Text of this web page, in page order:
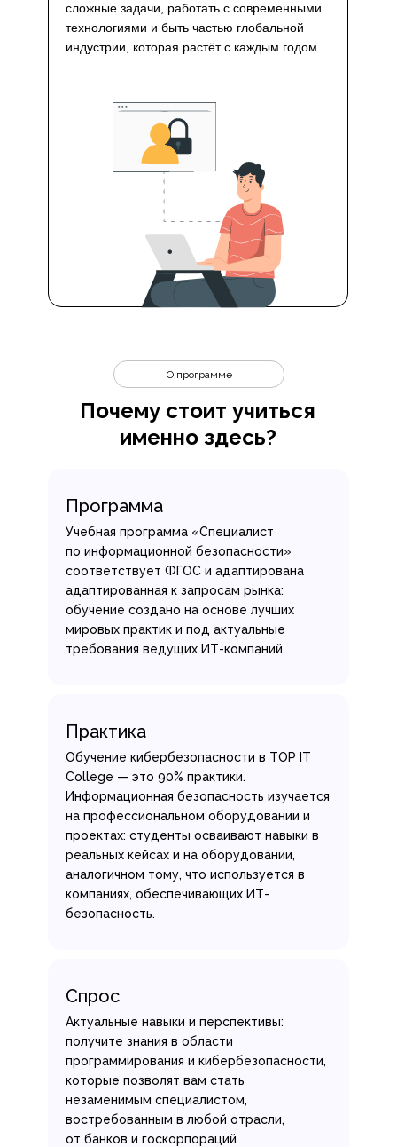
сложные задачи, работать с современными
технологиями и быть частью глобальной
индустрии, которая растёт с каждым годом.
Почему стоит учиться
именно здесь?
О программе
Программа
Учебная программа «Специалист
по информационной безопасности»
соответствует ФГОС и адаптирована
адаптированная к запросам рынка:
обучение создано на основе лучших
мировых практик и под актуальные
требования ведущих ИТ-компаний.
Практика
Обучение кибербезопасности в TOP IT
College — это 90% практики.
Информационная безопасность изучается
на профессиональном оборудовании и
проектах: студенты осваивают навыки в
реальных кейсах и на оборудовании,
аналогичном тому, что используется в
компаниях, обеспечивающих ИТ-
безопасность.
Актуальные навыки и перспективы:
получите знания в области
программирования и кибербезопасности,
которые позволят вам стать
незаменимым специалистом,
востребованным в любой отрасли,
от банков и госкорпораций
Спрос